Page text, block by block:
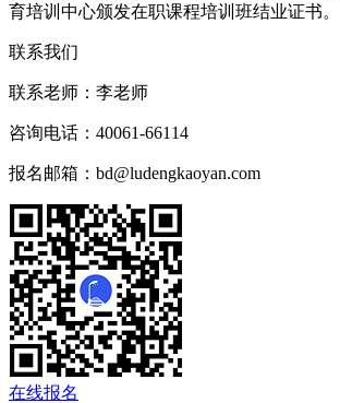
育培训中心颁发在职课程培训班结业证书。
联系我们
联系老师： 李老师
咨询电话： 40061-66114
报名邮箱： bd@ludengkaoyan.com
在线报名